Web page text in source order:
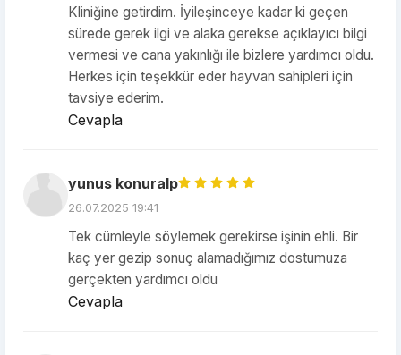
Kliniğine getirdim. İyileşinceye kadar ki geçen
sürede gerek ilgi ve alaka gerekse açıklayıcı bilgi
vermesi ve cana yakınlığı ile bizlere yardımcı oldu.
Herkes için teşekkür eder hayvan sahipleri için
tavsiye ederim.
Cevapla
yunus konuralp
26.07.2025 19:41
Tek cümleyle söylemek gerekirse işinin ehli. Bir
kaç yer gezip sonuç alamadığımız dostumuza
gerçekten yardımcı oldu
Cevapla